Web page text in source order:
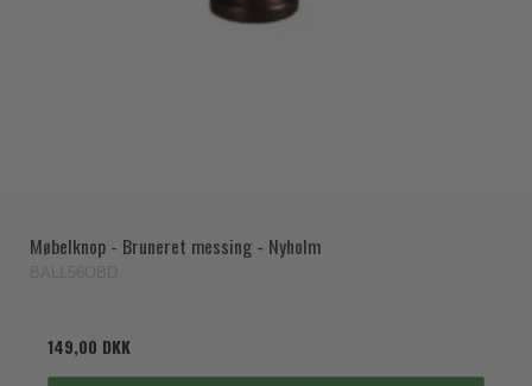
Møbelknop - Bruneret messing - Nyholm
149,00 DKK